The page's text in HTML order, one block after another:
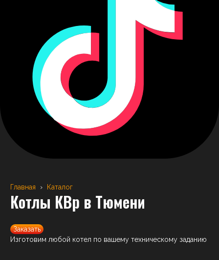
Главная › Каталог
Котлы КВр в Тюмени
Заказать
Изготовим любой котел по вашему техническому заданию